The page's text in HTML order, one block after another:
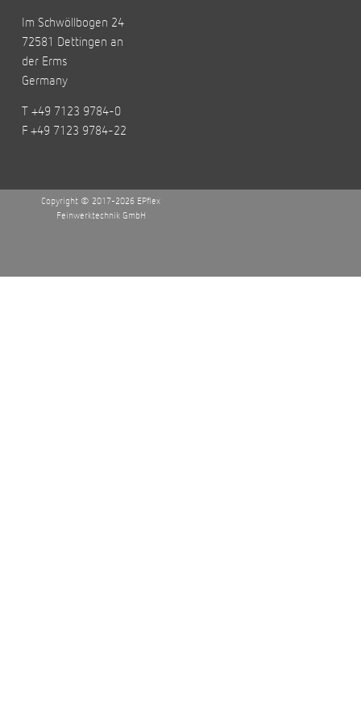
Im Schwöllbogen 24
72581 Dettingen an
der Erms
Germany
T +49 7123 9784-0
F +49 7123 9784-22
Copyright © 2017-2026 EPflex
Feinwerktechnik GmbH